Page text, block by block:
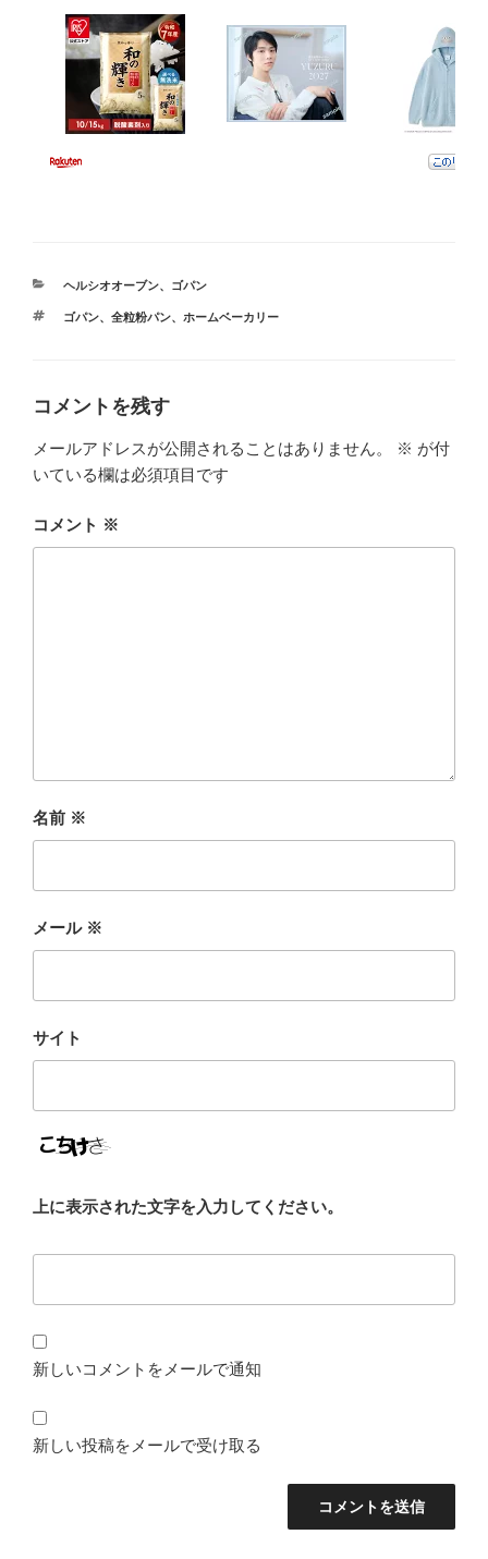
カ
ゴ
ヘルシオオーブン、 ゴパン
タ
ゴパン、 全粒粉パン、 ホームベーカリー
コメントを残す
メールアドレスが公開されることはありません。 ※ が付
いている欄は必須項目です
コメント ※
名前 ※
メール ※
サイト
上に表示された文字を入力してください。
新しいコメントをメールで通知
新しい投稿をメールで受け取る